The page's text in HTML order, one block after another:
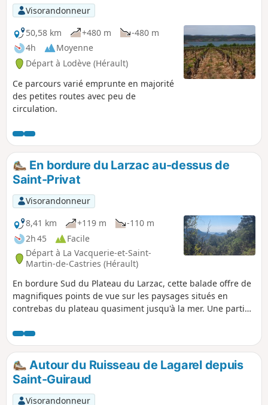
Bout du Monde avant de revenir à notre
point de départ par le Camin Farrat.
Visorandonneur
50,58 km
+480 m
-480 m
4h
Moyenne
Départ à Lodève (Hérault)
Ce parcours varié emprunte en majorité
des petites routes avec peu de
circulation.
En bordure du Larzac au-dessus de
Saint-Privat
Visorandonneur
8,41 km
+119 m
-110 m
2h 45
Facile
Départ à La Vacquerie-et-Saint-
Martin-de-Castries (Hérault)
En bordure Sud du Plateau du Larzac, cette balade offre de
magnifiques points de vue sur les paysages situés en
contrebas du plateau quasiment jusqu'à la mer. Une partie
couvert végétal reste typique du Sud Larzac (pelouses
sèches et ouvertes avec une flore très riche et variée). Très
fleurie au printemps.
Autour du Ruisseau de Lagarel depuis
Saint-Guiraud
Visorandonneur